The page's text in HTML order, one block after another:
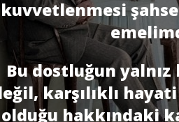
kuvvetlenmesi
Bu dostluğun yalnız
kar­şılıklı
olduğu hakkındaki